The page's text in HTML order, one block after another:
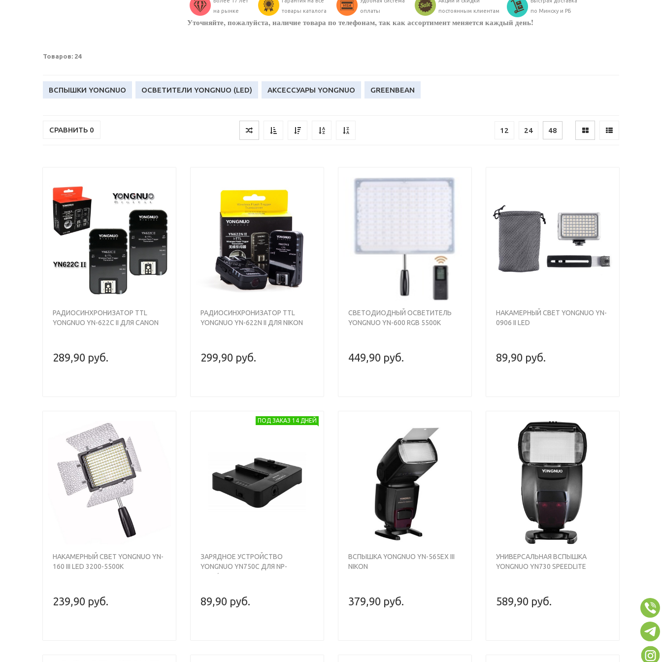
на рынке
товары каталога
оплаты
постоянным клиентам
по Минску и РБ
Уточняйте, пожалуйста, наличие товара по телефонам, так как ассортимент меняется каждый день!
Товаров: 24
ВСПЫШКИ YONGNUO ОСВЕТИТЕЛИ YONGNUO (LED) АКСЕССУАРЫ YONGNUO GREENBEAN
СРАВНИТЬ 0 12 24 48
РАДИОСИНХРОНИЗАТОР TTL
YONGNUO YN-622C II ДЛЯ CANON
289,90 руб.
РАДИОСИНХРОНИЗАТОР TTL
YONGNUO YN-622N II ДЛЯ NIKON
299,90 руб.
Next
СВЕТОДИОДНЫЙ ОСВЕТИТЕЛЬ
YONGNUO YN-600 RGB 5500K
449,90 руб.
НАКАМЕРНЫЙ СВЕТ YONGNUO YN-
0906 II LED
89,90 руб.
НАКАМЕРНЫЙ СВЕТ YONGNUO YN-
160 III LED 3200-5500K
239,90 руб.
ПОД ЗАКАЗ 14 ДНЕЙ
ЗАРЯДНОЕ УСТРОЙСТВО
YONGNUO YN750C ДЛЯ NP-
F750/NP-F970
89,90 руб.
ВСПЫШКА YONGNUO YN-565EX III
NIKON
379,90 руб.
УНИВЕРСАЛЬНАЯ ВСПЫШКА
YONGNUO YN730 SPEEDLITE
589,90 руб.